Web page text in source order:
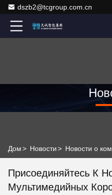
dszb2@tcgroup.com.cn
Дом> Новости>
Присоединяйтесь К
Мультимедийных